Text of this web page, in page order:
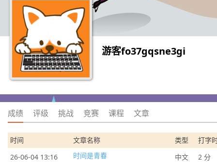
游客fo37gqsne3gi
成绩 评级 挑战 竞赛 课程 文章
时间 文章名称 类型
打字
26-06-04 13:16
时间是青春 中文
2 分